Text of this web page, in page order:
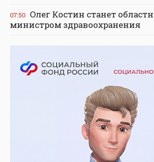
07:50 Олег Костин станет
министром здравоохранения